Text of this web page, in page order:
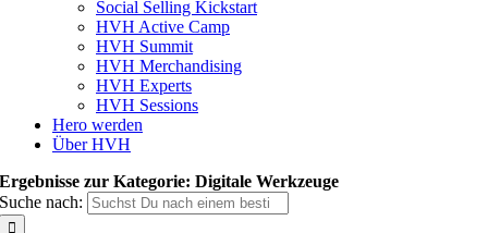
Social Selling Kickstart
HVH Active Camp
HVH Summit
HVH Merchandising
HVH Experts
HVH Sessions
Hero werden
Über HVH
Ergebnisse zur Kategorie: Digitale Werkzeuge
Suche nach: